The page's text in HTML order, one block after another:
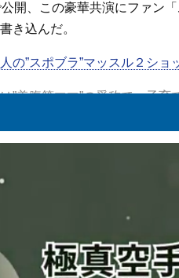
開、この豪華共演にファン
き込んだ。
の”スポブラ”マッスル２ショ
”美腹筋ママ”の愛称で、子育
立川ステージガーデンで開
述のとおり、現K-1アトム級
この２人の共演で菅原美優に
は 7月7日（日）東京・国立
グに立つ。それもスペシャル
な気持ちでいっぱいでした。